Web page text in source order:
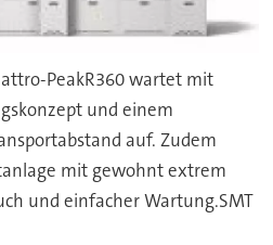
PeakR360 wartet mit
und einem
auf. Zudem
mit gewohnt extrem
und einfacher Wartung.SMT